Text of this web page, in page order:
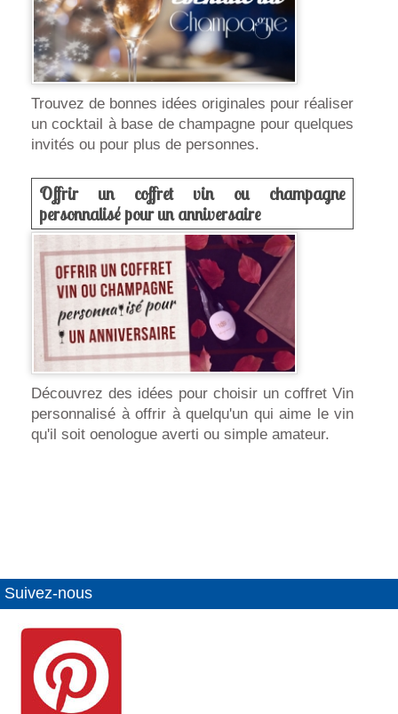
Trouvez de bonnes idées originales pour réaliser
un cocktail à base de champagne pour quelques
invités ou pour plus de personnes.
Offrir un coffret vin ou champagne
personnalisé pour un anniversaire
Découvrez des idées pour choisir un coffret Vin
personnalisé à offrir à quelqu'un qui aime le vin
qu'il soit oenologue averti ou simple amateur.
Suivez-nous